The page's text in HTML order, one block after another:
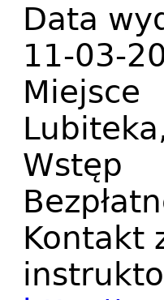
Data
11-03-
Miejsce
Wstęp
Kontakt